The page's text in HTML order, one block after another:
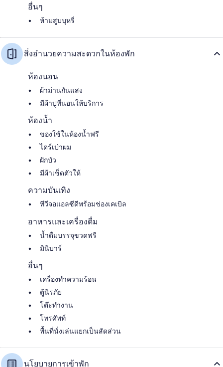
อื่นๆ
ห้ามสูบบุหรี่
สิ่งอำนวยความสะดวกในห้องพัก
ห้องนอน
ผ้าม่านกันแสง
มีผ้าปูที่นอนให้บริการ
ห้องน้ำ
ของใช้ในห้องน้ำฟรี
ไดร์เป่าผม
ฝักบัว
มีผ้าเช็ดตัวให้
ความบันเทิง
ทีวีจอแอลซีดีพร้อมช่องเคเบิล
อาหารและเครื่องดื่ม
น้ำดื่มบรรจุขวดฟรี
มินิบาร์
อื่นๆ
เครื่องทำความร้อน
ตู้นิรภัย
โต๊ะทำงาน
โทรศัพท์
พื้นที่นั่งเล่นแยกเป็นสัดส่วน
นโยบายการเข้าพัก